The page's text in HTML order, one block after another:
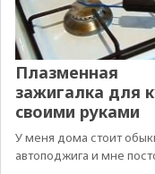
Плазменная
зажигалка для
своими руками
У меня дома стоит
автоподжига и мне